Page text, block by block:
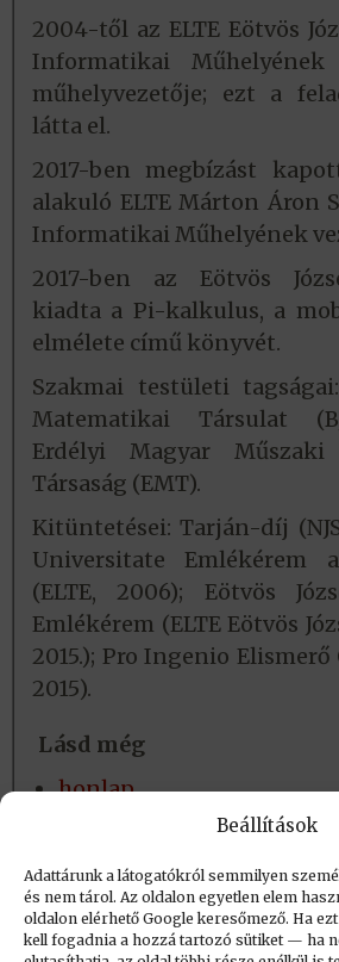
Beállítások
Adattárunk a látogatókról semmilyen
és nem tárol. Az oldalon egyetlen elem
oldalon elérhető Google keresőmező. Ha
kell fogadnia a hozzá tartozó sütiket — ha
2004-től az ELTE Eötvös
Informatikai
műhelyvezetője; ezt a
látta el.
2017-ben megbízást
alakuló ELTE Márton Áron
Informatikai Műhelyének
2017-ben az Eötvös
kiadta a Pi-kalkulus, a
elmélete című könyvét.
Szakmai testületi
Matematikai Társulat
Erdélyi Magyar Műszaki
Társaság (EMT).
Kitüntetései: Tarján-díj
Universitate Emlékérem
(ELTE, 2006); Eötvös
Emlékérem (ELTE Eötvös
2015.); Pro Ingenio Elismerő
2015).
Lásd még
honlap
Létrehozva: 2018.04.14. 10:26